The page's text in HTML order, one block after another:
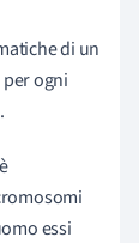
di un
ogni
essi